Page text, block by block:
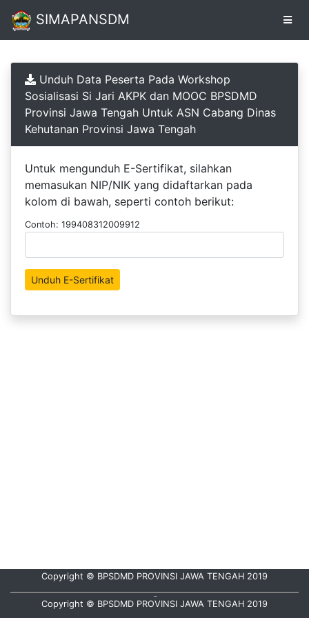
SIMAPANSDM
Online
Unduh
Sertifikat
Unduh Data Peserta Pada Workshop
Sosialisasi Si Jari AKPK dan MOOC BPSDMD
Provinsi Jawa Tengah Untuk ASN Cabang Dinas
Kehutanan Provinsi Jawa Tengah
Untuk mengunduh E-Sertifikat, silahkan
memasukan NIP/NIK yang didaftarkan pada
kolom di bawah, seperti contoh berikut:
Contoh: 199408312009912
Unduh E-Sertifikat
Copyright © BPSDMD PROVINSI JAWA TENGAH 2019
Hubungi Kami : 08112835000
Copyright © BPSDMD PROVINSI JAWA TENGAH 2019